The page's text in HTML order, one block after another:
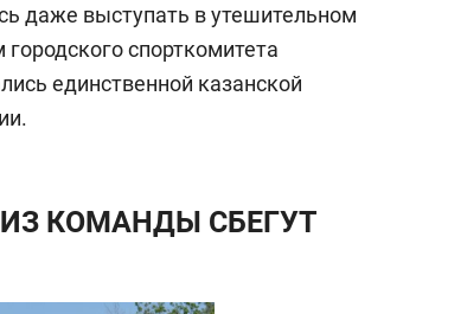
даже выступать в утешительном
спорткомитета
единственной казанской
ИЗ КОМАНДЫ СБЕГУТ